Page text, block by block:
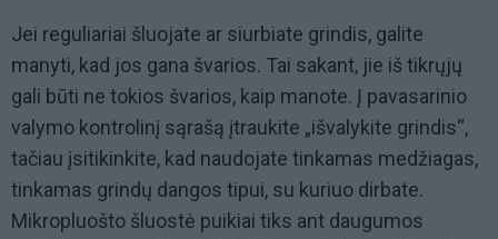
Jei reguliariai šluojate ar siurbiate grindis, galite
manyti, kad jos gana švarios. Tai sakant, jie iš tikrųjų
gali būti ne tokios švarios, kaip manote. Į pavasarinio
valymo kontrolinį sąrašą įtraukite „išvalykite grindis“,
tačiau įsitikinkite, kad naudojate tinkamas medžiagas,
tinkamas grindų dangos tipui, su kuriuo dirbate.
Mikropluošto šluostė puikiai tiks ant daugumos